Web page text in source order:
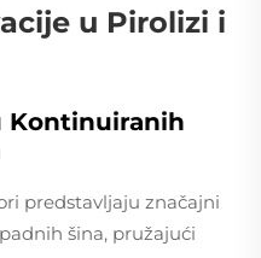
u Pirolizi i
Kontinuiranih
predstavljaju značajni
šina, pružajući